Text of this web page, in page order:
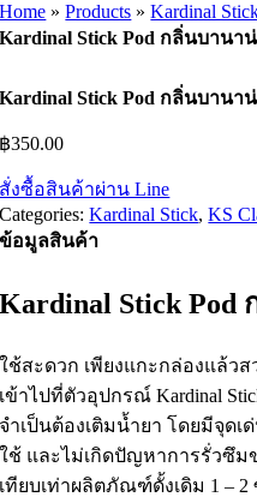
Home »Products »Kardinal
Kardinal Stick Pod กลิ่นบานา
Kardinal Stick Pod กลิ่นบานา
฿350.00
สั่งซื้อสินค้าผ่าน Line
Categories:Kardinal Stick,KS
ข้อมูลสินค้า
Kardinal Stick
ใช้สะดวก เพียงแกะกล่องแล้ว
เข้าไปที่ตัวอุปกรณ์ Kardinal
จำเป็นต้องเติมน้ำยา โดยมีจุด
ใช้ และไม่เกิดปัญหาการรั่วซึม
เทียบเท่าผลิตภัณฑ์ดั้งเดิม 1 – 2